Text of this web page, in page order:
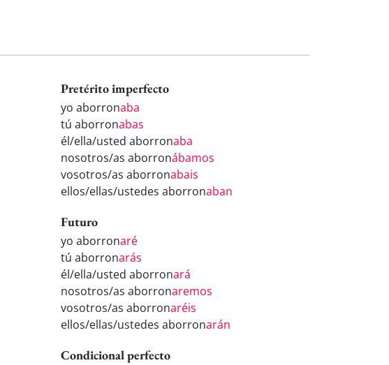
Pretérito imperfecto
yo aborronaba
tú aborronabas
él/ella/usted aborronaba
nosotros/as aborronábamos
vosotros/as aborronabais
ellos/ellas/ustedes aborronaban
Futuro
yo aborronaré
tú aborronarás
él/ella/usted aborronará
nosotros/as aborronaremos
vosotros/as aborronaréis
ellos/ellas/ustedes aborronarán
Condicional perfecto